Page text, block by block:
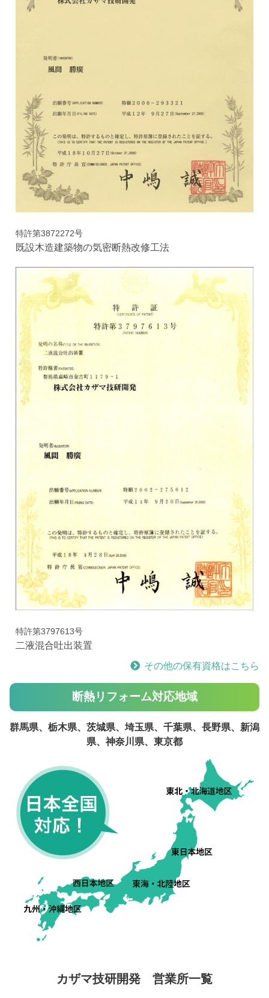
特許第3872272号
既設木造建築物の気密断熱改修工法
特許第3797613号
二液混合吐出装置
その他の保有資格はこちら
断熱リフォーム対応地域
群馬県、栃木県、茨城県、埼玉県、千葉県、長野県、新潟
県、神奈川県、東京都
カザマ技研開発 営業所一覧